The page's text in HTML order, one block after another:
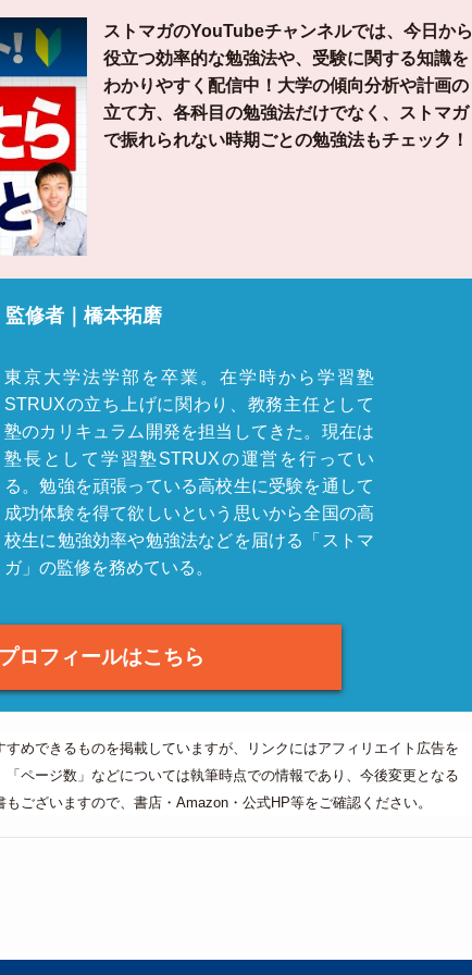
ストマガのYouTubeチャンネルでは、今日から
役立つ効率的な勉強法や、受験に関する知識を
わかりやすく配信中！大学の傾向分析や計画の
立て方、各科目の勉強法だけでなく、ストマガ
で振れられない時期ごとの勉強法もチェック！
監修者｜橋本拓磨
東京大学法学部を卒業。在学時から学習塾
STRUXの立ち上げに関わり、教務主任として
塾のカリキュラム開発を担当してきた。現在は
塾長として学習塾STRUXの運営を行ってい
る。勉強を頑張っている高校生に受験を通して
成功体験を得て欲しいという思いから全国の高
校生に勉強効率や勉強法などを届ける「ストマ
ガ」の監修を務めている。
ロフィールはこちら
めできるものを掲載していますが、リンクにはアフィリエイト広告を
ページ数」などについては執筆時点での情報であり、今後変更となる
ございますので、書店・Amazon・公式HP等をご確認ください。